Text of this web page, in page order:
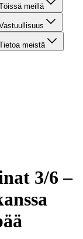
meillä
meistä
3/6 –